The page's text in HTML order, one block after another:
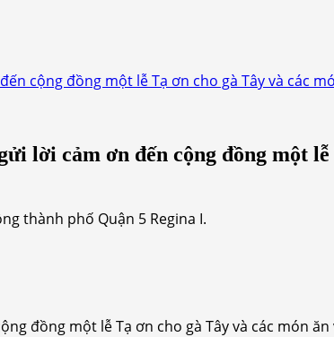
cộng đồng một lễ Tạ ơn cho gà Tây và các
lời cảm ơn đến cộng đồng một
thành phố Quận 5 Regina I.
đồng một lễ Tạ ơn cho gà Tây và các món ăn